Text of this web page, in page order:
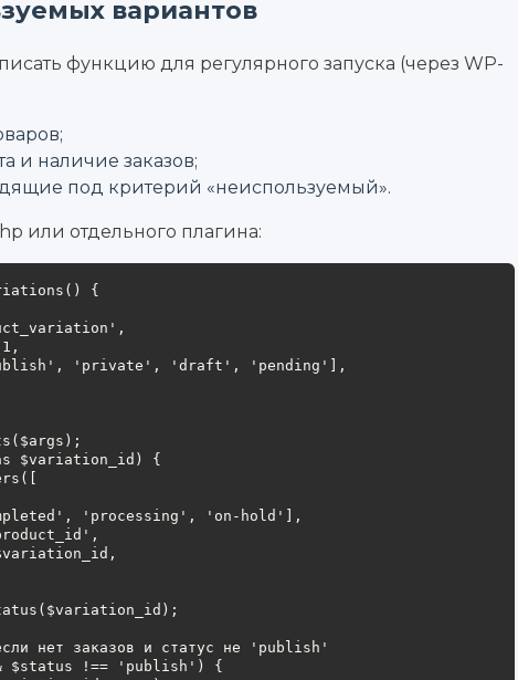
вариантов
функцию для регулярного запуска (через WP-
и наличие заказов;
под критерий «неиспользуемый».
или отдельного плагина:
{